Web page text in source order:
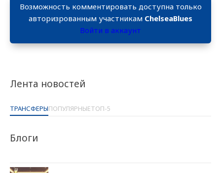
Лента новостей
ТРАНСФЕРЫПОПУЛЯРНЫЕТОП-5
Блоги
Возможность комментировать доступна только
авторизрованным участникам ChelseaBlues
Войти в аккаунт